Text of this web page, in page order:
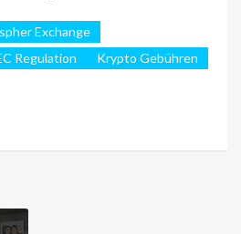
Exchange
Regulation
Krypto Gebühren